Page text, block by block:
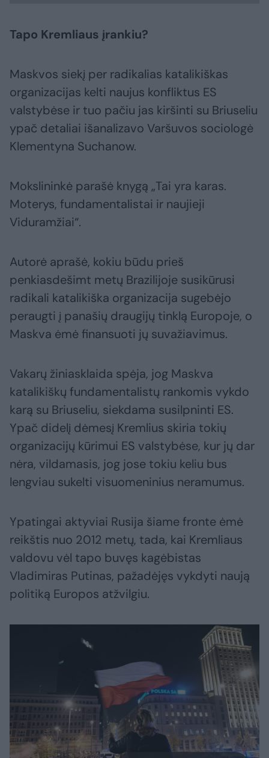
Tapo Kremliaus įrankiu?
Maskvos siekį per radikalias katalikiškas
organizacijas kelti naujus konfliktus ES
valstybėse ir tuo pačiu jas kiršinti su Briuseliu
ypač detaliai išanalizavo Varšuvos sociologė
Klementyna Suchanow.
Mokslininkė parašė knygą „Tai yra karas.
Moterys, fundamentalistai ir naujieji
Viduramžiai“.
Autorė aprašė, kokiu būdu prieš
penkiasdešimt metų Brazilijoje susikūrusi
radikali katalikiška organizacija sugebėjo
peraugti į panašių draugijų tinklą Europoje, o
Maskva ėmė finansuoti jų suvažiavimus.
Vakarų žiniasklaida spėja, jog Maskva
katalikiškų fundamentalistų rankomis vykdo
karą su Briuseliu, siekdama susilpninti ES.
Ypač didelį dėmesį Kremlius skiria tokių
organizacijų kūrimui ES valstybėse, kur jų dar
nėra, vildamasis, jog jose tokiu keliu bus
lengviau sukelti visuomeninius neramumus.
Ypatingai aktyviai Rusija šiame fronte ėmė
reikštis nuo 2012 metų, tada, kai Kremliaus
valdovu vėl tapo buvęs kagėbistas
Vladimiras Putinas, pažadėjęs vykdyti naują
politiką Europos atžvilgiu.